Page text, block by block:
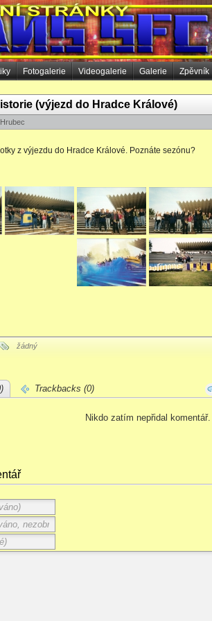
Fotogalerie Videogalerie Galerie Zpěvník
(výjezd do Hradce Králové)
Hrubec
z výjezdu do Hradce Králové. Poznáte sezónu?
žádný
Trackbacks (0)
Nikdo zatím nepřidal komentář.